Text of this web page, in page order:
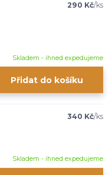
290 Kč/ks
Skladem - ihned expedujeme
Přidat do košíku
340 Kč/ks
Skladem - ihned expedujeme